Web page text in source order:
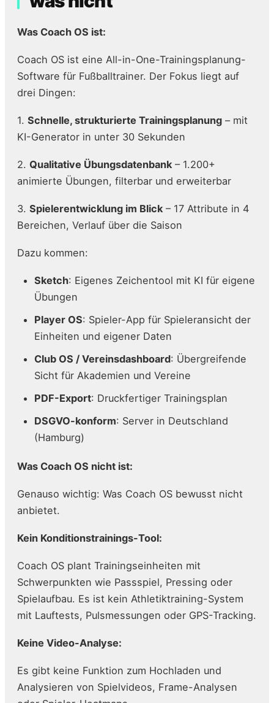
Was Coach OS ist:
Coach OS ist eine All-in-One-Trainingsplanung-
Software für Fußballtrainer. Der Fokus liegt auf
drei Dingen:
1. Schnelle, strukturierte Trainingsplanung – mit
KI-Generator in unter 30 Sekunden
2. Qualitative Übungsdatenbank– 1.200+
animierte Übungen, filterbar und erweiterbar
3. Spielerentwicklung im Blick– 17 Attribute in 4
Bereichen, Verlauf über die Saison
Dazu kommen:
Sketch: Eigenes Zeichentool mit KI für eigene
Übungen
Player OS: Spieler-App für Spieleransicht der
Einheiten und eigener Daten
Club OS / Vereinsdashboard: Übergreifende
Sicht für Akademien und Vereine
PDF-Export: Druckfertiger Trainingsplan
DSGVO-konform: Server in Deutschland
(Hamburg)
Was Coach OS nicht ist:
Genauso wichtig: Was Coach OS bewusst nicht
anbietet.
Kein Konditionstrainings-Tool:
Coach OS plant Trainingseinheiten mit
Schwerpunkten wie Passspiel, Pressing oder
Spielaufbau. Es ist kein Athletiktraining-System
mit Lauftests, Pulsmessungen oder GPS-Tracking.
Keine Video-Analyse:
Es gibt keine Funktion zum Hochladen und
Analysieren von Spielvideos, Frame-Analysen